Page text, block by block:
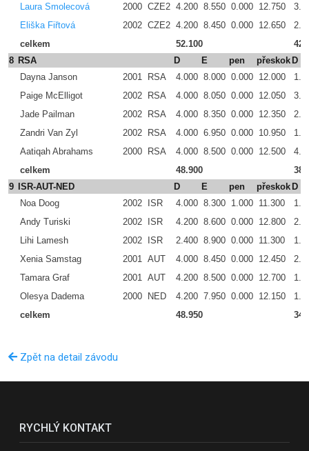
Laura Smolecová
2000 CZE2 4.200 8.550 0.000 12.750
Eliška Fiřtová
2002 CZE2 4.200 8.450 0.000 12.650
celkem
52.100
8 RSA D E pen přeskok D
Dayna Janson
2001 RSA 4.000 8.000 0.000 12.000
Paige McElligot
2002 RSA 4.000 8.050 0.000 12.050
Jade Pailman
2002 RSA 4.000 8.350 0.000 12.350
Zandri Van Zyl
2002 RSA 4.000 6.950 0.000 10.950
Aatiqah Abrahams
2000 RSA 4.000 8.500 0.000 12.500
celkem
48.900
9
ISR-AUT-NED D E pen přeskok D
Noa Doog
2002 ISR 4.000 8.300 1.000 11.300
Andy Turiski
2002 ISR 4.200 8.600 0.000 12.800
Lihi Lamesh
2002 ISR 2.400 8.900 0.000 11.300
Xenia Samstag
2001 AUT 4.000 8.450 0.000 12.450
Tamara Graf
2001 AUT 4.200 8.500 0.000 12.700
Olesya Dadema
2000 NED 4.200 7.950 0.000 12.150
celkem
48.950
Zpět na detail závodu
RYCHLÝ KONTAKT